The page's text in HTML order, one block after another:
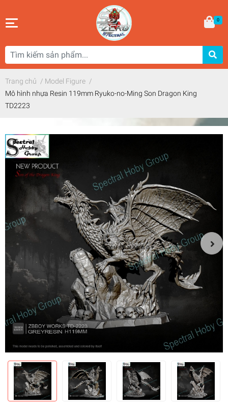
0
Trang chủ / Model Figure /
Mô hình nhựa Resin 119mm Ryuko-no-Ming Son Dragon King
TD2223